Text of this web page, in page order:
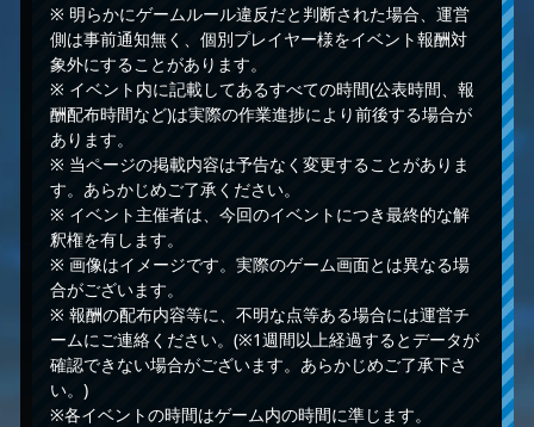
※ 明らかにゲームルール違反だと判断された場合、運営
側は事前通知無く、個別プレイヤー様をイベント報酬対
象外にすることがあります。
※ イベント内に記載してあるすべての時間(公表時間、報
酬配布時間など)は実際の作業進捗により前後する場合が
あります。
※ 当ページの掲載内容は予告なく変更することがありま
す。あらかじめご了承ください。
※ イベント主催者は、今回のイベントにつき最終的な解
釈権を有します。
※ 画像はイメージです。実際のゲーム画面とは異なる場
合がございます。
※ 報酬の配布内容等に、不明な点等ある場合には運営チ
ームにご連絡ください。(※1週間以上経過するとデータが
確認できない場合がございます。あらかじめご了承下さ
い。)
※各イベントの時間はゲーム内の時間に準じます。